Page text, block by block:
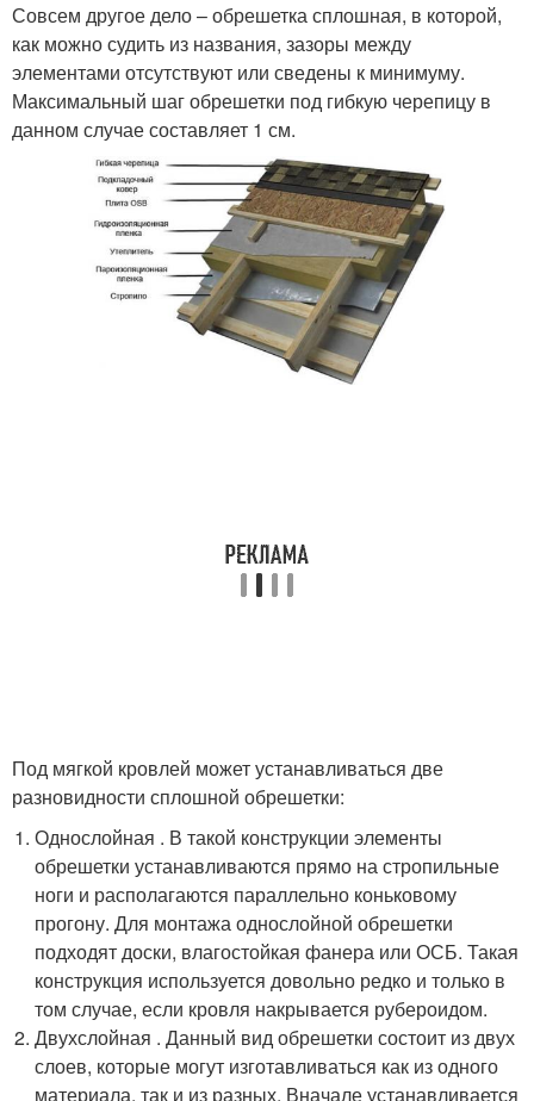
Совсем другое дело – обрешетка сплошная, в которой,
как можно судить из названия, зазоры между
элементами отсутствуют или сведены к минимуму.
Максимальный шаг обрешетки под гибкую черепицу в
данном случае составляет 1 см.
Под мягкой кровлей может устанавливаться две
разновидности сплошной обрешетки:
Однослойная . В такой конструкции элементы
обрешетки устанавливаются прямо на стропильные
ноги и располагаются параллельно коньковому
прогону. Для монтажа однослойной обрешетки
подходят доски, влагостойкая фанера или ОСБ. Такая
конструкция используется довольно редко и только в
том случае, если кровля накрывается рубероидом.
Двухслойная . Данный вид обрешетки состоит из двух
слоев, которые могут изготавливаться как из одного
материала, так и из разных. Вначале устанавливается